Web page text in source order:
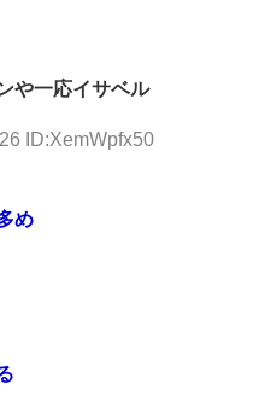
や一応イサベル
ID:XemWpfx50
め